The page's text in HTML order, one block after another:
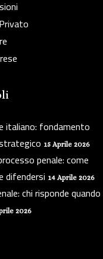
italiano: fondamento
15 Aprile 2026
penale: come
difendersi 14 Aprile 2026
chi risponde quando
2026